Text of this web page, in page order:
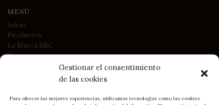
Gestionar el consentimiento
de las cookies
Para ofrecer las mejores experiencias, utilizamos tecnologías como las cookies
MENÚ
Inicio
Productos
La Marca BRC
Blog